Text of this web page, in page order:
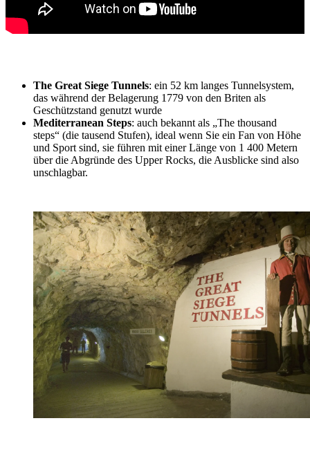
The Great Siege Tunnels: ein 52 km langes Tunnelsystem,
das während der Belagerung 1779 von den Briten als
Geschützstand genutzt wurde
Mediterranean Steps: auch bekannt als „The thousand
steps“ (die tausend Stufen), ideal wenn Sie ein Fan von Höhe
und Sport sind, sie führen mit einer Länge von 1 400 Metern
über die Abgründe des Upper Rocks, die Ausblicke sind also
unschlagbar.